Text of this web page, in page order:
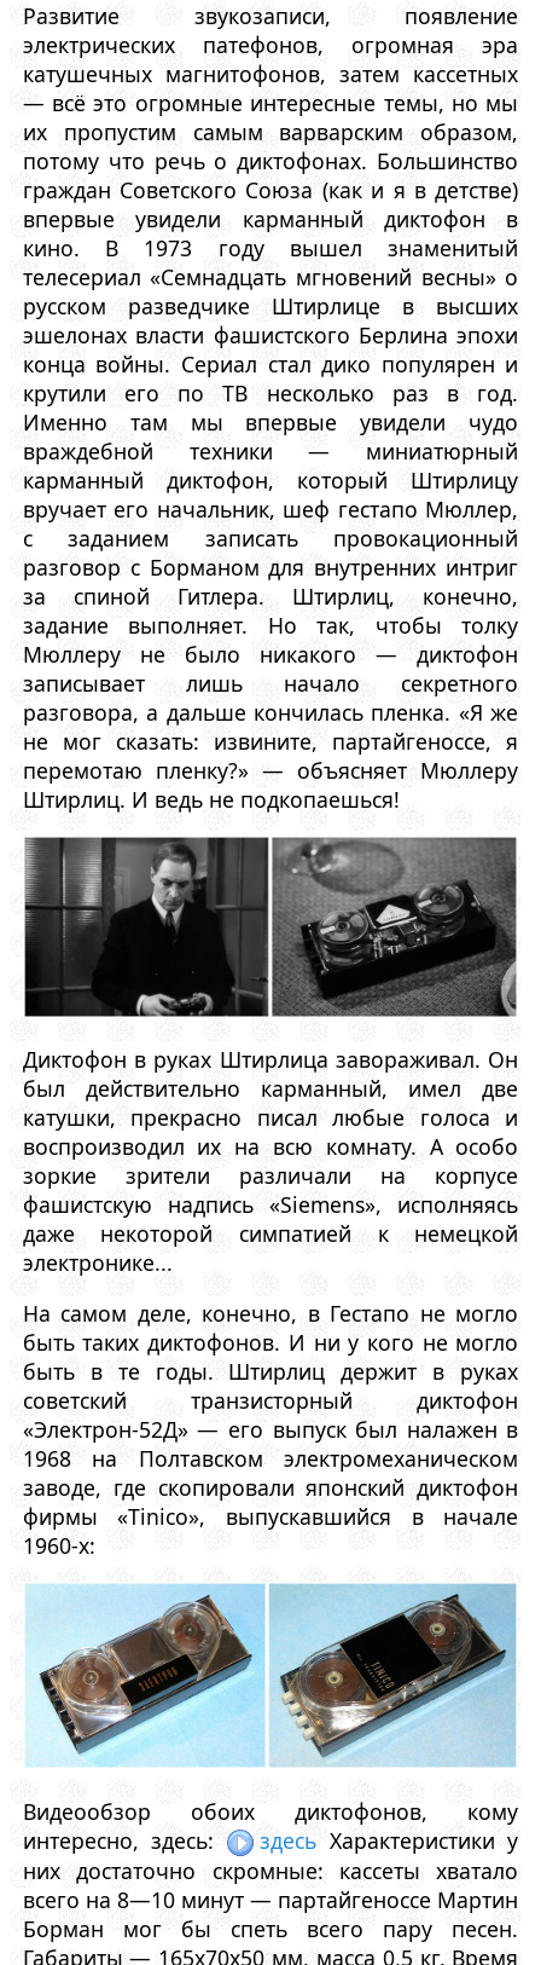
Развитие звукозаписи, появление
электрических патефонов, огромная эра
катушечных магнитофонов, затем кассетных
— всё это огромные интересные темы, но мы
их пропустим самым варварским образом,
потому что речь о диктофонах. Большинство
граждан Советского Союза (как и я в детстве)
впервые увидели карманный диктофон в
кино. В 1973 году вышел знаменитый
телесериал «Семнадцать мгновений весны» о
русском разведчике Штирлице в высших
эшелонах власти фашистского Берлина эпохи
конца войны. Сериал стал дико популярен и
крутили его по ТВ несколько раз в год.
Именно там мы впервые увидели чудо
враждебной техники — миниатюрный
карманный диктофон, который Штирлицу
вручает его начальник, шеф гестапо Мюллер,
с заданием записать провокационный
разговор с Борманом для внутренних интриг
за спиной Гитлера. Штирлиц, конечно,
задание выполняет. Но так, чтобы толку
Мюллеру не было никакого — диктофон
записывает лишь начало секретного
разговора, а дальше кончилась пленка. «Я же
не мог сказать: извините, партайгеноссе, я
перемотаю пленку?» — объясняет Мюллеру
Штирлиц. И ведь не подкопаешься!
Диктофон в руках Штирлица завораживал. Он
был действительно карманный, имел две
катушки, прекрасно писал любые голоса и
воспроизводил их на всю комнату. А особо
зоркие зрители различали на корпусе
фашистскую надпись «Siemens», исполняясь
даже некоторой симпатией к немецкой
электронике...
На самом деле, конечно, в Гестапо не могло
быть таких диктофонов. И ни у кого не могло
быть в те годы. Штирлиц держит в руках
советский транзисторный диктофон
«Электрон-52Д» — его выпуск был налажен в
1968 на Полтавском электромеханическом
заводе, где скопировали японский диктофон
фирмы «Tinico», выпускавшийся в начале
1960-х:
Видеообзор обоих диктофонов, кому
интересно, здесь:
здесь Характеристики у
них достаточно скромные: кассеты хватало
всего на 8—10 минут — партайгеноссе Мартин
Борман мог бы спеть всего пару песен.
Габариты — 165x70x50 мм, масса 0,5 кг. Время